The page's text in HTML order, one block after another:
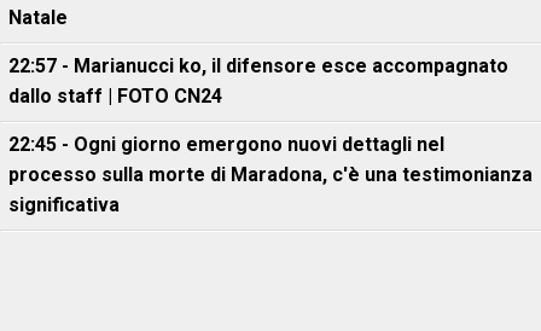
Natale
22:57 - Marianucci ko, il difensore esce accompagnato
dallo staff | FOTO CN24
22:45 - Ogni giorno emergono nuovi dettagli nel
processo sulla morte di Maradona, c'è una testimonianza
significativa